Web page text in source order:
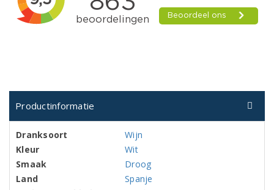
Productinformatie
Dranksoort
Wijn
Kleur
Wit
Smaak
Droog
Land
Spanje